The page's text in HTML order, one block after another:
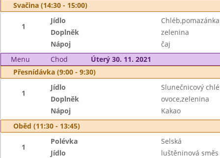
Svačina (14:30 - 15:00)
1
Jídlo
Doplněk
zelenina
Nápoj
čaj
Menu
Chod
Úterý 30. 11. 2021
Přesnídávka (9:00 - 9:30)
1
Jídlo
Slunečnicový
Doplněk
ovoce,zelenina
Nápoj
Kakao
Oběd (11:30 - 13:45)
1
Polévka
Selská
Jídlo
luštěninová